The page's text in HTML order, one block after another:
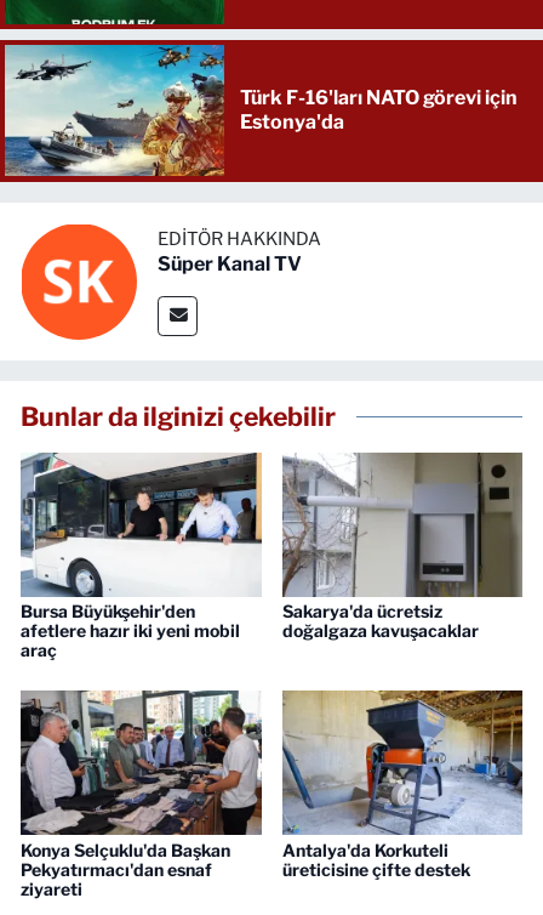
Türk F-16'ları NATO görevi için
Estonya'da
EDITÖR HAKKINDA
Süper Kanal TV
Bunlar da ilginizi çekebilir
Bursa Büyükşehir'den
afetlere hazır iki yeni mobil
araç
Sakarya'da ücretsiz
doğalgaza kavuşacaklar
Konya Selçuklu'da Başkan
Pekyatırmacı'dan esnaf
ziyareti
Antalya'da Korkuteli
üreticisine çifte destek